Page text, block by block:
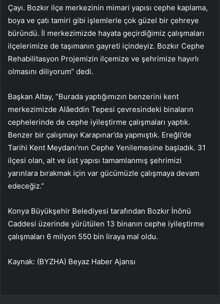
Çayı. Bozkır ilçe merkezinin mimari yapısı cephe kaplama,
boya ve çatı tamiri gibi işlemlerle çok güzel bir çehreye
büründü. İl merkezimizde hayata geçirdiğimiz çalışmaları
ilçelerimize de taşımanın gayreti içindeyiz. Bozkır Cephe
Rehabilitasyon Projemizin ilçemize ve şehrimize hayırlı
olmasını diliyorum” dedi.
Başkan Altay, “Burada yaptığımızın benzerini kent
merkezimizde Alâeddin Tepesi çevresindeki binaların
cephelerinde de cephe iyileştirme çalışmaları yaptık.
Benzer bir çalışmayı Karapınar’da yapmıştık. Ereğli’de
Tarihi Kent Meydanı’nın Cephe Yenilemesine başladık. 31
ilçesi olan, alt ve üst yapısı tamamlanmış şehrimizi
yarınlara bırakmak için var gücümüzle çalışmaya devam
edeceğiz.”
Konya Büyükşehir Belediyesi tarafından Bozkır İnönü
Caddesi üzerinde yürütülen 13 binanın cephe iyileştirme
çalışmaları 6 milyon 550 bin liraya mal oldu.
Kaynak: (BYZHA) Beyaz Haber Ajansı